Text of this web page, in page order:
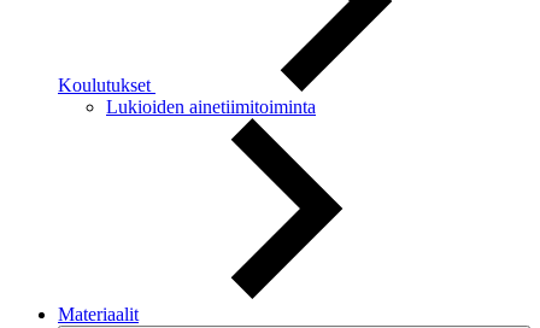
Koulutukset
Lukioiden ainetiimitoiminta
Materiaalit